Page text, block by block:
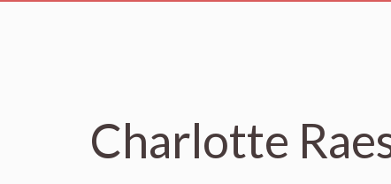
Charlotte